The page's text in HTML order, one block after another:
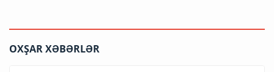
OXŞAR XƏBƏRLƏR